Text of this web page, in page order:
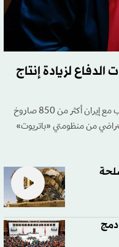
لزيادة إنتاج
استخدمت واشنطن خلال الشهر الأول من الحرب مع إيران أكثر من 850 صاروخ
و1000 صاروخ اعتراضي من منظومتي «باتريوت»
دمج